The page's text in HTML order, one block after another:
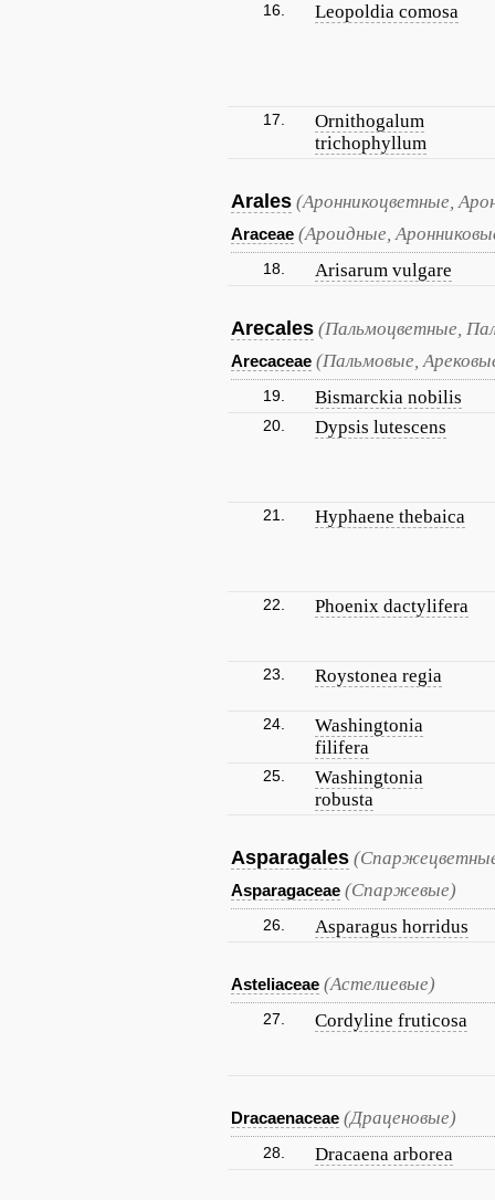
16. Leopoldia comosa
17.
Ornithogalum
trichophyllum
Arales (Аронникоцветные,
Araceae (Ароидные,
18. Arisarum vulgare
Arecales (Пальмоцветные,
Arecaceae (Пальмовые,
19. Bismarckia nobilis
20. Dypsis lutescens
21. Hyphaene thebaica
22. Phoenix dactylifera
23. Roystonea regia
24.
Washingtonia
filifera
25.
Washingtonia
robusta
Asparagales
Asparagaceae (Спаржевые)
26. Asparagus horridus
Asteliaceae (Астелиевые)
27. Cordyline fruticosa
Dracaenaceae (Драценовые)
28. Dracaena arborea